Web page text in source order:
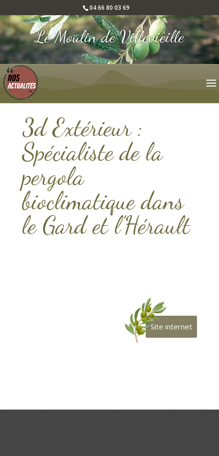
04 66 80 03 69
Le Moulin de Villevieille
3d Extérieur :
Spécialiste de la
pergola
bioclimatique dans
le Gard et l’Hérault
Site internet